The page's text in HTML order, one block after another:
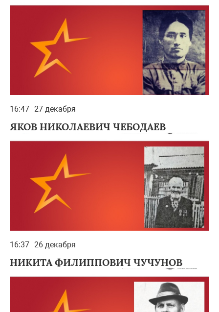
16:47 27 декабря
ЯКОВ НИКОЛАЕВИЧ ЧЕБОДАЕВ
16:37 26 декабря
НИКИТА ФИЛИППОВИЧ ЧУЧУНОВ